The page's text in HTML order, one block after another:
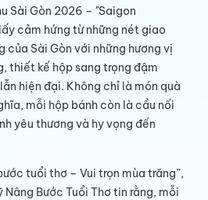
Sài Gòn 2026 – "Saigon
cảm hứng từ những nét giao
Sài Gòn với những hương vị
thiết kế hộp sang trọng đậm
hiện đại. Không chỉ là món quà
mỗi hộp bánh còn là cầu nối
yêu thương và hy vọng đến
tuổi thơ – Vui trọn mùa trăng”,
Nâng Bước Tuổi Thơ tin rằng, mỗi